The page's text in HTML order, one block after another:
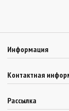
Информация
Контактная
Рассылка